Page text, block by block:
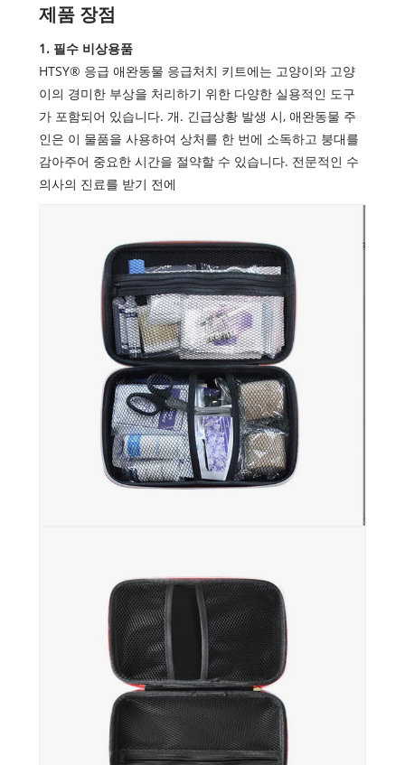
제품 장점
1. 필수 비상용품
HTSY® 응급 애완동물 응급처치 키트에는 고양이와 고양
이의 경미한 부상을 처리하기 위한 다양한 실용적인 도구
가 포함되어 있습니다. 개. 긴급상황 발생 시, 애완동물 주
인은 이 물품을 사용하여 상처를 한 번에 소독하고 붕대를
감아주어 중요한 시간을 절약할 수 있습니다. 전문적인 수
의사의 진료를 받기 전에